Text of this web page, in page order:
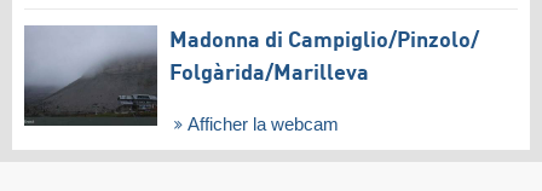
Madonna di Campiglio/​Pinzolo/​
Folgàrida/​Marilleva
Afficher la webcam